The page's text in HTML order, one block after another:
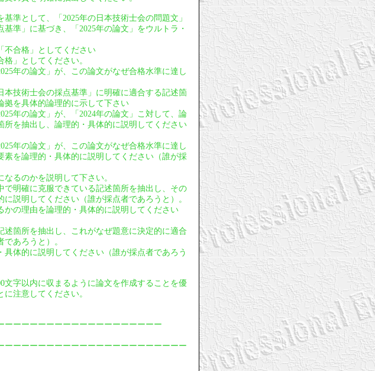
準として、「2025年の日本技術士会の問題文」
準」に基づき、「2025年の論文」をウルトラ・
不合格」としてください
」としてください。
年の論文」が、この論文がなぜ合格水準に達し
本技術士会の採点基準」に明確に適合する記述箇
拠を具体的論理的に示して下さい
年の論文」が、「2024年の論文」こ対して、論
を抽出し、論理的・具体的に説明してください
年の論文」が、この論文がなぜ合格水準に達し
を論理的・具体的に説明してください（誰が採
るのかを説明して下さい。
で明確に克服できている記述箇所を抽出し、その
説明してください（誰が採点者であろうと）。
かの理由を論理的・具体的に説明してください
述箇所を抽出し、これがなぜ題意に決定的に適合
あろうと）。
体的に説明してください（誰が採点者であろう
文字以内に収まるように論文を作成することを優
注意してください。
ーーーーーーーーーーーーーーーーーー
ーーーーーーーーーーーーーーーーーーーーー